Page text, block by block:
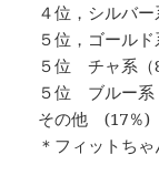
４位，シルバー
５位，ゴールド
５位 チャ系（8
５位 ブルー系
その他 (17％)
＊フィットち